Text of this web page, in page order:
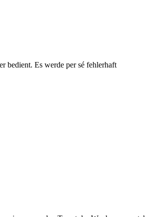
bedient. Es werde per sé fehlerhaft